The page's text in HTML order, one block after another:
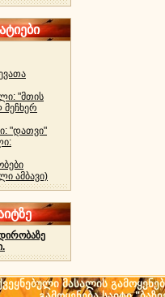
"მთის
"დათვი"
ამბავი)
მასალის